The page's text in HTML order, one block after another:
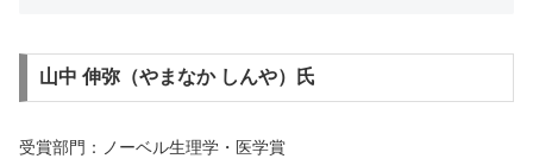
山中 伸弥（やまなか しんや）氏
受賞部門：ノーベル生理学・医学賞